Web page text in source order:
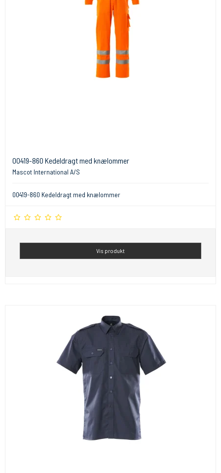
00419-860 Kedeldragt med knælommer
Mascot International A/S
00419-860 Kedeldragt med knælommer
Vis produkt